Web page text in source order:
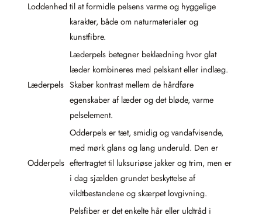
Loddenhed til at formidle pelsens varme og hyggelige
karakter, både om naturmaterialer og
kunstfibre.
Læderpels
Læderpels betegner beklædning hvor glat
læder kombineres med pelskant eller indlæg.
Skaber kontrast mellem de hårdføre
egenskaber af læder og det bløde, varme
pelselement.
Odderpels
Odderpels er tæt, smidig og vandafvisende,
med mørk glans og lang underuld. Den er
eftertragtet til luksuriøse jakker og trim, men er
i dag sjælden grundet beskyttelse af
vildtbestandene og skærpet lovgivning.
Pelsfiber er det enkelte hår eller uldtråd i